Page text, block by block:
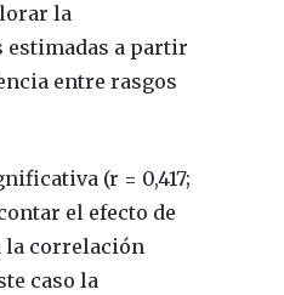
la
estimadas a partir
entre rasgos
(r = 0,417;
el efecto de
la correlación
caso la